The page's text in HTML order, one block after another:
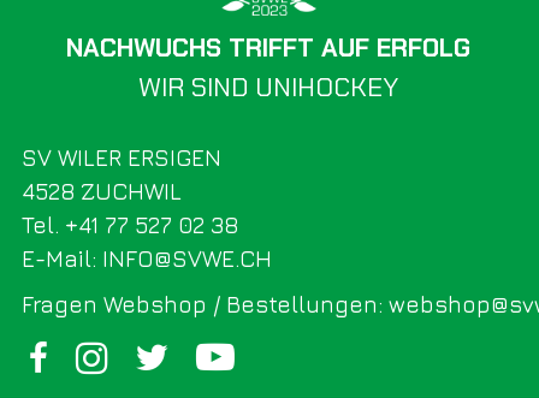
SV WILER ERSIGEN
Fragen Webshop / Bestellungen:
4528 ZUCHWIL
Tel. +41 77 527 02 38
E-Mail: INFO@SVWE.CH
WIR SIND UNIHOCKEY
NACHWUCHS TRIFFT AUF ERFOLG